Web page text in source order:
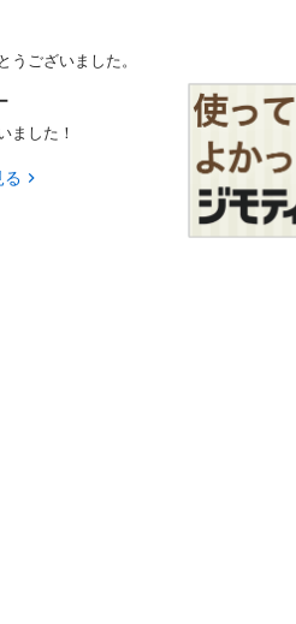
うございました。
ました！
る